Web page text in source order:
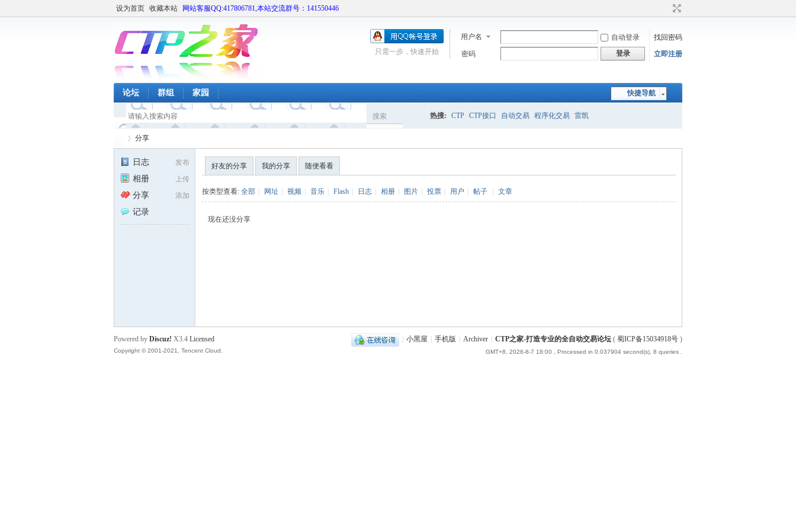
设为首页 收藏本站 网站客服QQ:417806781,本站交流群号：141550446
用户名 自动登录
找回密码
密码
登录 立即注册
只需一步，快速开始
快捷导航
论坛 群组 家园
搜索 热搜: CTP CTP接口 自动交易 程序化交易 雷凯
分享
发布
日志
上传
相册
添加
分享
记录
好友的分享 我的分享 随便看看
按类型查看: 全部 网址 视频 音乐 Flash 日志 相册 图片 投票 用户 帖子 文章
现在还没分享
小黑屋 手机版 Archiver CTP之家-打造专业的全自动交易论坛 ( 蜀ICP备15034918号 )
GMT+8, 2026-8-7 18:00 , Processed in 0.037904 second(s), 8 queries .
Powered by Discuz! X3.4 Licensed
Copyright © 2001-2021, Tencent Cloud.